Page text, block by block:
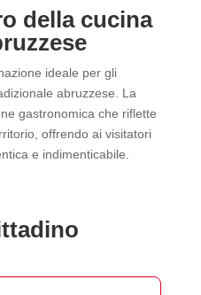
della cucina
ideale per gli
abruzzese. La
gastronomica che riflette
offrendo ai visitatori
e indimenticabile.